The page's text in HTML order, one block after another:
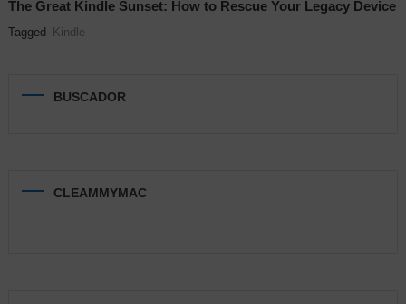
The Great Kindle Sunset: How to Rescue Your Legacy Device
Tagged Kindle
BUSCADOR
CLEAMMYMAC